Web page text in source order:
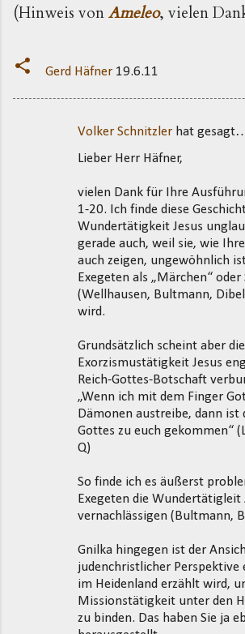
(Hinweis vonAmeleo, vielen
Gerd Häfner 19.6.11
Volker Schnitzler hat
Lieber Herr Häfner,
vielen Dank für Ihre
1-20. Ich finde diese
Wundertätigkeit Jesus
gerade auch, weil sie, wie
auch zeigen, ungewöhnlich
Exegeten als „Märchen“ oder
(Wellhausen, Bultmann,
wird.
Grundsätzlich scheint aber die
Exorzismustätigkeit Jesus
Reich-Gottes-Botschaft
„Wenn ich mit dem Finger
Dämonen austreibe, dann ist
Gottes zu euch gekommen“
Q)
So finde ich es äußerst
Exegeten die Wundertätigleit
vernachlässigen (Bultmann,
Gnilka hingegen ist der
judenchristlicher Perspektive
im Heidenland erzählt wird,
Missionstätigkeit unter den
zu binden. Das haben Sie ja